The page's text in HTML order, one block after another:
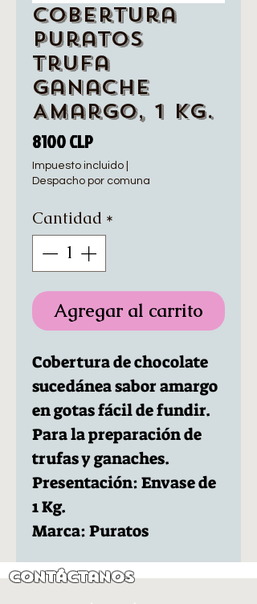
Cobertura
Puratos
Trufa
Ganache
Amargo, 1 Kg.
8100 CLPPrecio
Impuesto incluido
Despacho por comuna
Cantidad *
Agregar al carrito
Cobertura de chocolate
sucedánea sabor amargo
en gotas fácil de fundir.
Para la preparación de
trufas y ganaches.
Presentación: Envase de
1 Kg.
Marca: Puratos
Contáctanos